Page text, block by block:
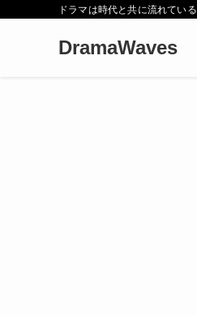
ドラマは時代と共に流れている
DramaWaves